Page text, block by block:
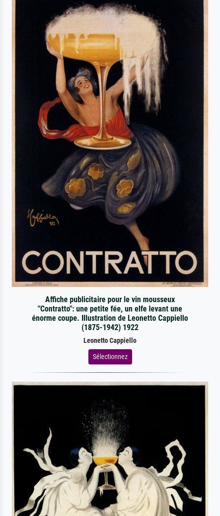
Affiche publicitaire pour le vin mousseux
"Contratto": une petite fée, un elfe levant une
énorme coupe. Illustration de Leonetto Cappiello
(1875-1942) 1922
Leonetto Cappiello
Sélectionnez